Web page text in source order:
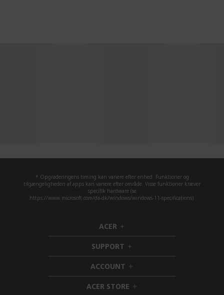
* Opgraderingens timing kan variere efter enhed. Funktioner og
tilgængeligheden af apps kan variere efter område. Visse funktioner kræver
specifik hardware (se
https://www.microsoft.com/da-dk/windows/windows-11-specifications).
ACER h
i
d
d
e
n
SUPPORT h
i
d
e
ACCOUNT h
i
d
ACER STORE h